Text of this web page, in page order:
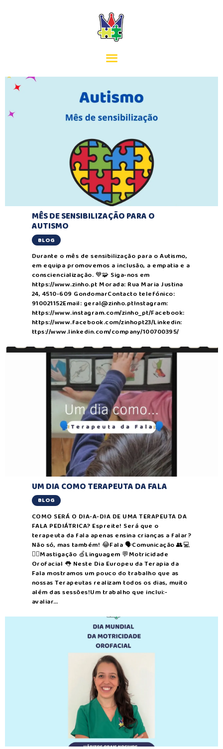
INÍCIO
MISSÃO
EQUIPA
SERVIÇOS
ACORDOS
CONTACTOS
MÊS DE SENSIBILIZAÇÃO PARA O
AUTISMO
BLOG
Durante o mês de sensibilização para o Autismo,
em equipa promovemos a inclusão, a empatia e a
consciencialização. 💙🧩 Siga-nos em
https://www.zinho.pt Morada: Rua Maria Justina
24, 4510-609 GondomarContacto telefónico:
910021152Email: geral@zinho.ptInstagram:
https://www.instagram.com/zinho_pt/Facebook:
https://www.facebook.com/zinhopt23/Linkedin:
ttps://www.linkedin.com/company/100700395/
UM DIA COMO TERAPEUTA DA FALA
BLOG
COMO SERÁ O DIA-A-DIA DE UMA TERAPEUTA DA
FALA PEDIÁTRICA? Espreite! Será que o
terapeuta da fala apenas ensina crianças a falar?
Não só, mas também! 😂Fala 🗣Comunicação 👥💻
✌🏻Mastigação 🍏Linguagem 💬Motricidade
Orofacial 👅 Neste Dia Europeu da Terapia da
Fala mostramos um pouco do trabalho que as
nossas Terapeutas realizam todos os dias, muito
além das sessões!Um trabalho que inclui:-
avaliar…